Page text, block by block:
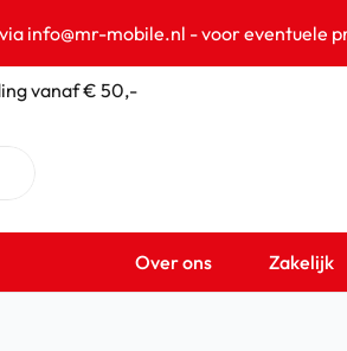
info@mr-mobile.nl - voor eventuele
vanaf € 50,-
Over ons Zakelijk